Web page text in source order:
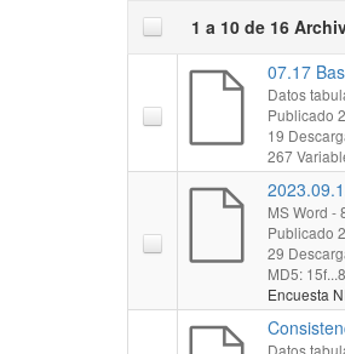
1 a 10 de 16
07.17
Datos
Publicado
19
267
MS Word -
Publicado
29
MD5:
Encuesta
Datos